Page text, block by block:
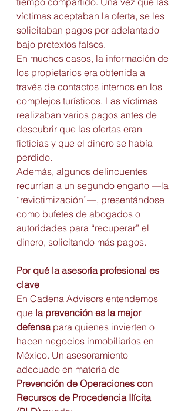
víctimas aceptaban la oferta, se les
solicitaban pagos por adelantado
bajo pretextos falsos.
En muchos casos, la información de
los propietarios era obtenida a
través de contactos internos en los
complejos turísticos. Las víctimas
realizaban varios pagos antes de
descubrir que las ofertas eran
ficticias y que el dinero se había
perdido.
Además, algunos delincuentes
recurrían a un segundo engaño —la
“revictimización”—, presentándose
como bufetes de abogados o
autoridades para “recuperar” el
dinero, solicitando más pagos.
Por qué la asesoría profesional es
clave
En Cadena Advisors entendemos
que la prevención es la mejor
defensa para quienes invierten o
hacen negocios inmobiliarios en
México. Un asesoramiento
adecuado en materia de
Prevención de Operaciones con
Recursos de Procedencia Ilícita